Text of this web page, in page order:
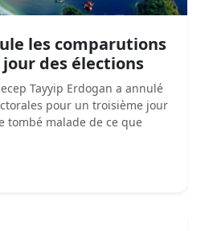
les comparutions
des élections
Tayyip Erdogan a annulé
pour un troisième jour
tombé malade de ce que